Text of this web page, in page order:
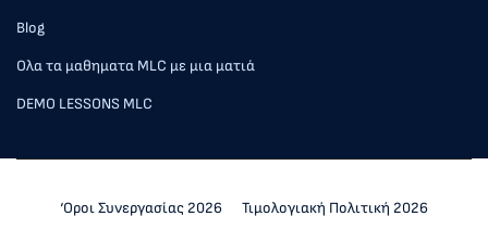
Blog
Ολα τα μαθηματα MLC με μια ματιά
DEMO LESSONS MLC
‘Οροι Συνεργασίας 2026
Τιμολογιακή Πολιτική 2026